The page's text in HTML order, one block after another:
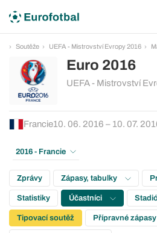
Soutěže UEFA - Mistrovství Evropy 2016
Euro 2016
UEFA - Mistrovství
Francie10. 06. 2016 – 10. 07.
2016 - Francie
Zprávy Zápasy, tabulky
Statistiky Účastníci
Tipovací soutěž Přípravné zápasy